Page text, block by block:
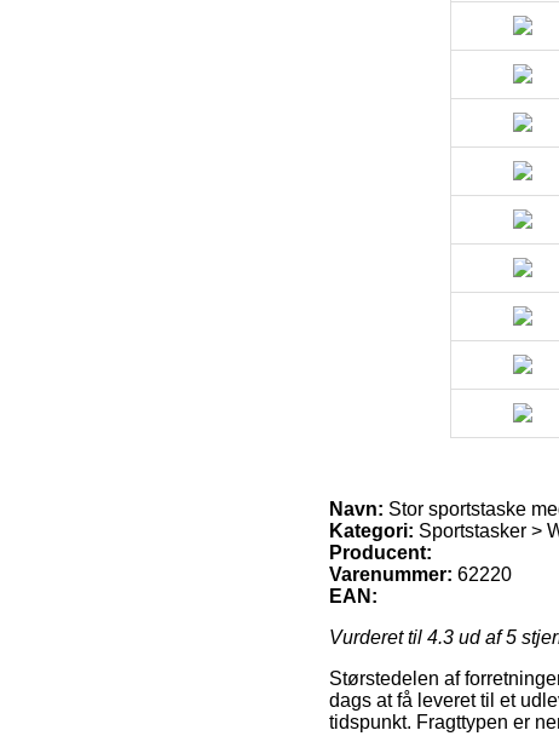
Navn: Stor sportstaske
Kategori: Sportstasker >
Producent:
Varenummer: 62220
EAN:
Vurderet til 4.3 ud af 5
Størstedelen af
dags at få leveret til et
tidspunkt. Fragttypen er